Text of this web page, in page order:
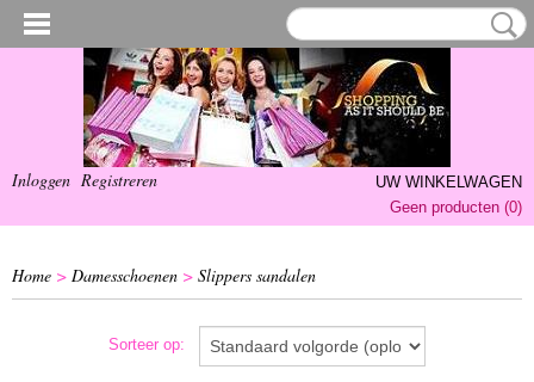
Inloggen Registreren
UW WINKELWAGEN
Geen producten (0)
Home > Damesschoenen > Slippers sandalen
Sorteer op: